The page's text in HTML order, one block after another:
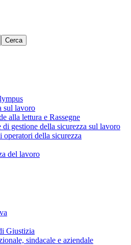
Cerca
sul lavoro
alla lettura e Rassegne
gestione della sicurezza sul lavoro
operatori della sicurezza
del lavoro
Giustizia
sindacale e aziendale